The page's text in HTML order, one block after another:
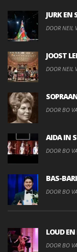
JURK EN
DOOR NEIL
JOOST
DOOR NEIL
DOOR BO
AIDA IN
DOOR BO
BAS-
DOOR BO
LOUD EN
DOOR BO